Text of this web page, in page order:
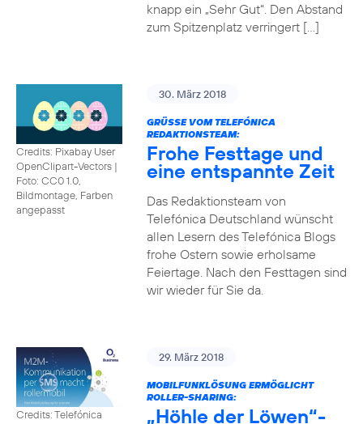
knapp ein „Sehr Gut“. Den Abstand
zum Spitzenplatz verringert […]
Credits: Pixabay User
OpenClipart-Vectors |
Foto: CC0 1.0,
Bildmontage, Farben
angepasst
30. März 2018
GRÜSSE VOM TELEFÓNICA R
EDAKTIONSTEAM:
Frohe Festtage und
eine entspannte Zeit
Das Redaktionsteam von
Telefónica Deutschland wünscht
allen Lesern des Telefónica Blogs
frohe Ostern sowie erholsame
Feiertage. Nach den Festtagen sind
wir wieder für Sie da.
Credits: Telefónica
29. März 2018
MOBILFUNKLÖSUNG ERMÖGLICHT
ROLLER-SHARING:
„Höhle der Löwen“-